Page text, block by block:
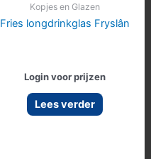
Kopjes en Glazen
Fries longdrinkglas Fryslân
Login voor prijzen
Lees verder